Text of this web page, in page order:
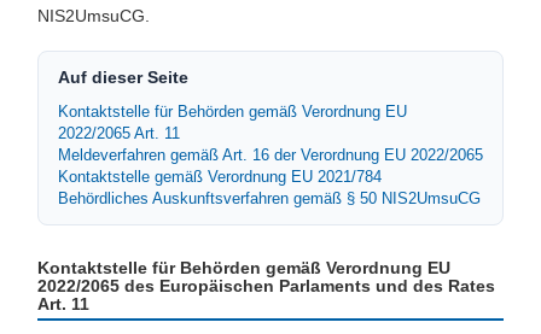
NIS2UmsuCG.
Auf dieser Seite
Kontaktstelle für Behörden gemäß Verordnung EU
2022/2065 Art. 11
Meldeverfahren gemäß Art. 16 der Verordnung EU 2022/2065
Kontaktstelle gemäß Verordnung EU 2021/784
Behördliches Auskunftsverfahren gemäß § 50 NIS2UmsuCG
Kontaktstelle für Behörden gemäß Verordnung EU
2022/2065 des Europäischen Parlaments und des Rates
Art. 11